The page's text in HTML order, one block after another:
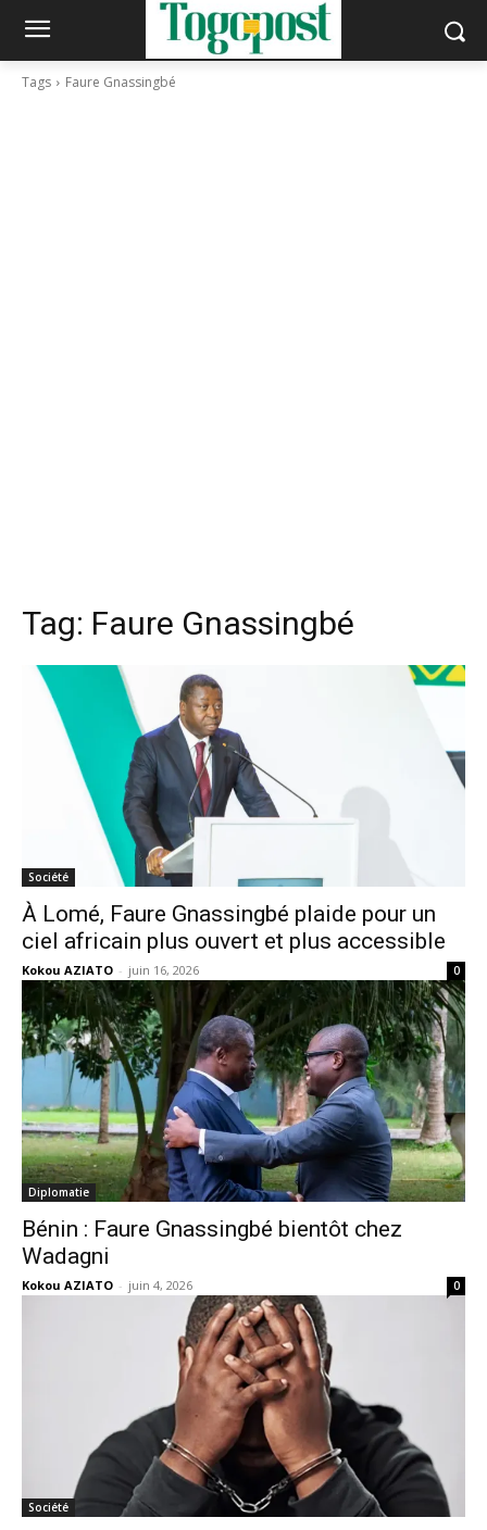
Tags Faure Gnassingbé
Tag: Faure Gnassingbé
Société
À Lomé, Faure Gnassingbé plaide pour un
ciel africain plus ouvert et plus accessible
Kokou AZIATO - juin 16, 2026 0
Diplomatie
Bénin : Faure Gnassingbé bientôt chez
Wadagni
Kokou AZIATO - juin 4, 2026 0
Société